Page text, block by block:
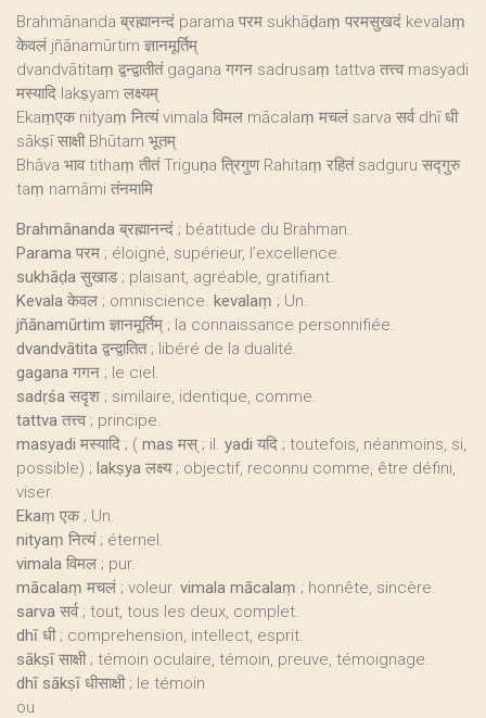
Brahmānanda ब्रह्मानन्दं parama परम sukhāḍaṃ परमसुखदं kevalaṃ
केवलं jñānamūrtim ज्ञानमूर्तिम्
dvandvātitaṃ द्वन्द्वातीतं gagana गगन sadrusaṃ tattva तत्त्व masyadi
मस्यादि lakṣyam लक्ष्यम्
Ekaṃएक nityaṃ नित्यं vimala विमल mācalaṃ मचलं sarva सर्व dhī धी
sākṣī साक्षी Bhūtam भूतम्
Bhāva भाव tithaṃ तीतं Triguṇa त्रिगुण Rahitaṃ रहितं sadguru सद्गुरु
taṃ namāmi तंनमामि
Brahmānanda ब्रह्मानन्दं ; béatitude du Brahman.
Parama परम ; éloigné, supérieur, l’excellence.
sukhāḍa सुखाड ; plaisant, agréable, gratifiant.
Kevala केवल ; omniscience. kevalaṃ ; Un.
jñānamūrtim ज्ञानमूर्तिम् ; la connaissance personnifiée.
dvandvātita द्वन्द्वातित ; libéré de la dualité.
gagana गगन ; le ciel.
sadṛśa सदृश ; similaire, identique, comme.
tattva तत्त्व ; principe.
masyadi मस्यादि ; ( mas मस् ; il. yadi यदि ; toutefois, néanmoins, si,
possible) ; lakṣya लक्ष्य ; objectif, reconnu comme, être défini,
viser.
Ekaṃ एक ; Un.
nityaṃ नित्यं ; éternel.
vimala विमल ; pur.
mācalaṃ मचलं ; voleur. vimala mācalaṃ ; honnête, sincère.
sarva सर्व ; tout, tous les deux, complet.
dhīधी ; comprehension, intellect, esprit.
sākṣīसाक्षी ; témoin oculaire, témoin, preuve, témoignage.
dhī sākṣīधीसाक्षी ; le témoin
ou